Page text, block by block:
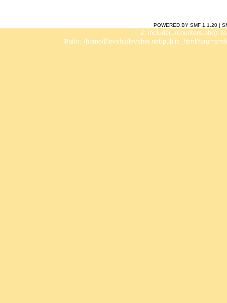
POWERED BY SMF 1.1.20 |
2: include(../counters.php):
Файл: /home/l/levsha/levshei.net/public_html/